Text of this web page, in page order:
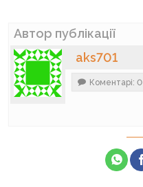
Автор публікації
aks701
Коментарі: 0